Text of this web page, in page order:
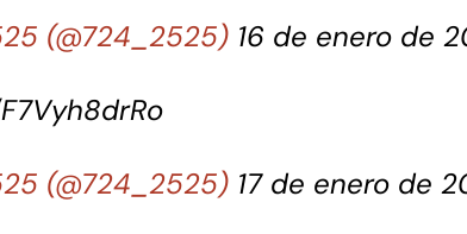
(@724_2525) 16 de enero de
(@724_2525) 17 de enero de